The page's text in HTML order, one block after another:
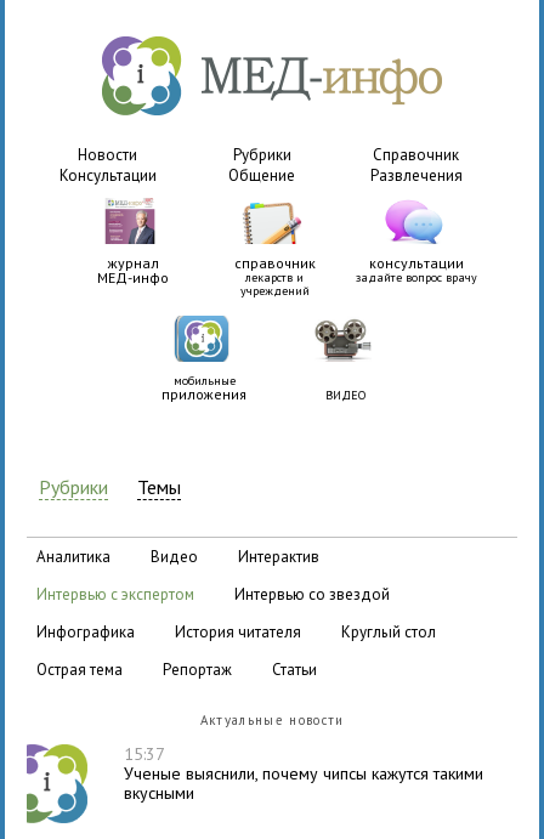
Новости Рубрики
Справочник
Консультации
Общение Развлечения
журнал
МЕД-инфо
справочник
лекарств и
учреждений
консультации
задайте вопрос врачу
мобильные
приложения ВИДЕО
Рубрики Темы
аналитика видео
интерактив
интервью с экспертом
интервью со звездой
инфографика
история читателя
круглый стол
острая тема
репортаж статьи
Актуальные новости
15:37
Ученые выяснили, почему чипсы кажутся такими
вкусными